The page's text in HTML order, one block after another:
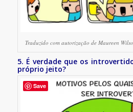
Traduzido com autorização de Maureen
5. É verdade que os
próprio jeito?
Save